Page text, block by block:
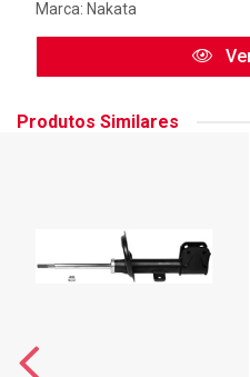
Marca: Nakata
Produtos Similares